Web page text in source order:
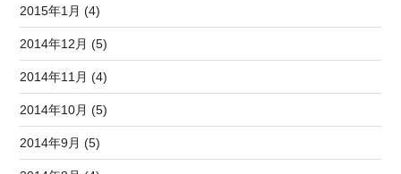
2015年1月 (4)
2014年12月 (5)
2014年11月 (4)
2014年10月 (5)
2014年9月 (5)